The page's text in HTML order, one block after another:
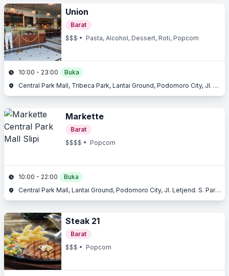
Union
Barat
$$$ • Pasta, Alcohol, Dessert, Roti, Popcorn
10:00 - 23:00
Buka
Central Park Mall, Tribeca Park, Lantai Ground, Podomoro City, Jl. Letjend. S. Parman Kav. 28, Slipi, Jakarta Barat, Jakarta
Markette
Barat
$$$$ • Popcorn
10:00 - 22:00
Buka
Central Park Mall, Lantai Ground, Podomoro City, Jl. Letjend. S. Parman Kav. 28, Slipi, Jakarta Barat, Jakarta
Steak 21
Barat
$$$ • Popcorn